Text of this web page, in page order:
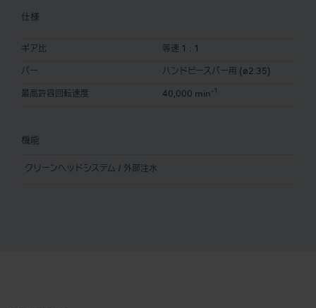
仕様
ギア比 等速 1 : 1
バー ハンドピースバー用 (ø2.35)
最高許容回転速度 40,000 min -1
機能
クリーンヘッドシステム / 外部注水